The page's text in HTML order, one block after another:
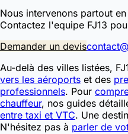
Nous intervenons partout
Contactez l'equipe FJ13
Demander un devis
Au-delà des villes listées,
vers les aéroports et des
professionnels. Pour
chauffeur, nos guides
entre taxi et VTC. Une
N'hésitez pas à parler de